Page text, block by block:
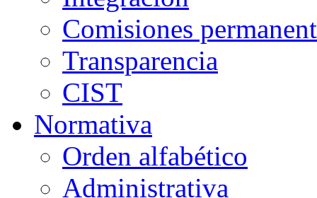
Comisiones
Transparencia
CIST
Normativa
Orden alfabético
Administrativa